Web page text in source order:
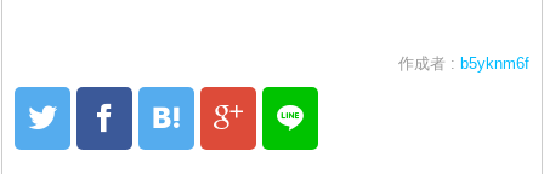
作成者 : b5yknm6f